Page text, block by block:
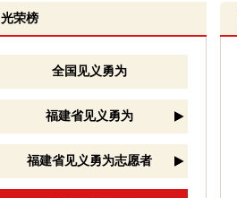
光荣榜
全国见义勇为
福建省见义勇为
福建省见义勇为志愿者